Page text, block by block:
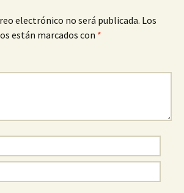
electrónico no será publicada. Los
están marcados con *